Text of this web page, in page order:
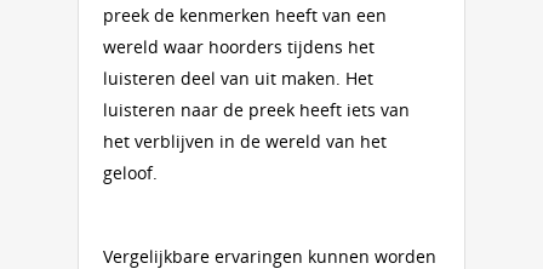
preek de kenmerken heeft van een
wereld waar hoorders tijdens het
luisteren deel van uit maken. Het
luisteren naar de preek heeft iets van
het verblijven in de wereld van het
geloof.
Vergelijkbare ervaringen kunnen worden